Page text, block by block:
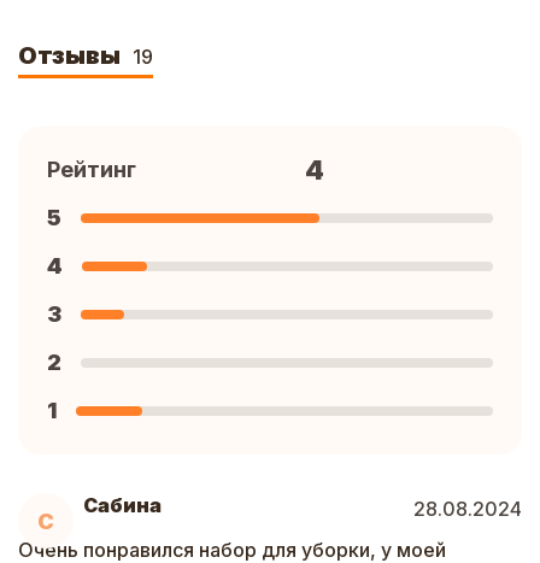
Отзывы 19
С
Сабина
28.08.2024
Очень понравился набор для уборки, у моей
Рейтинг 4
5
4
3
2
1